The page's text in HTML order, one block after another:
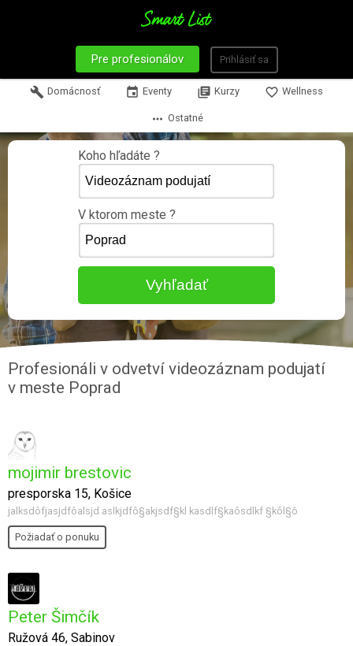
Pre profesionálov Prihlásiť sa
build Domácnosť event Eventy library_books Kurzy favorite_border Wellness
more_horiz Ostatné
Koho hľadáte ?
V ktorom meste ?
Profesionáli v odvetví videozáznam podujatí
v meste Poprad
mojimir brestovic
presporska 15, Košice
jalksdôfjasjdfôalsjd aslkjdfô§akjsdf§kl kasdlf§kaôsdlkf §kôl§ô
Požiadať o ponuku
Peter Šimčík
Ružová 46, Sabinov